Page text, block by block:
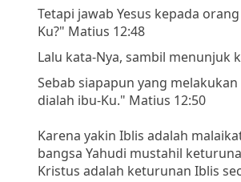
Tetapi jawab Yesus kepada
Ku?" Matius 12:48
Lalu kata-Nya, sambil menunjuk
Sebab siapapun yang
dialah ibu-Ku." Matius 12:50
Karena yakin Iblis adalah
bangsa Yahudi mustahil
Kristus adalah keturunan Iblis